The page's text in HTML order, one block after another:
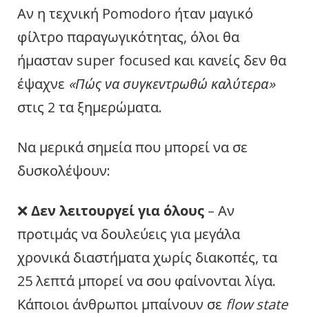
Αν η τεχνική Pomodoro ήταν μαγικό
φίλτρο παραγωγικότητας, όλοι θα
ήμασταν super focused και κανείς δεν θα
έψαχνε «Πώς να συγκεντρωθώ καλύτερα»
στις 2 τα ξημερώματα.
Να μερικά σημεία που μπορεί να σε
δυσκολέψουν:
❌Δεν λειτουργεί για όλους – Αν
προτιμάς να δουλεύεις για μεγάλα
χρονικά διαστήματα χωρίς διακοπές, τα
25 λεπτά μπορεί να σου φαίνονται λίγα.
Κάποιοι άνθρωποι μπαίνουν σε flow state